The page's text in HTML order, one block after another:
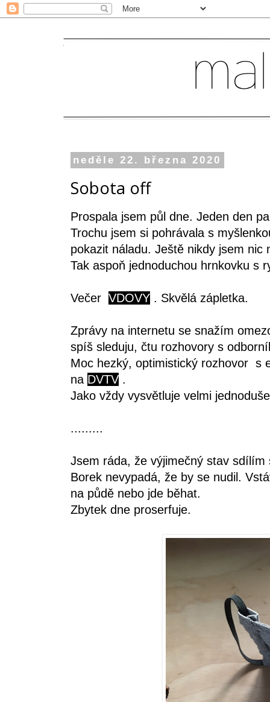
neděle 22. března 2020
Sobota off
Prospala jsem půl dne. Jeden den
Trochu jsem si pohrávala s
pokazit náladu. Ještě nikdy jsem nic
Tak aspoň jednoduchou hrnkovku s
Večer VDOVY . Skvělá zápletka.
Zprávy na internetu se snažím
spíš sleduju, čtu rozhovory s
Moc hezký, optimistický rozhovor s
na DVTV .
Jako vždy vysvětluje velmi
.........
Jsem ráda, že výjimečný stav
Borek nevypadá, že by se nudil.
na půdě nebo jde běhat.
Zbytek dne proserfuje.